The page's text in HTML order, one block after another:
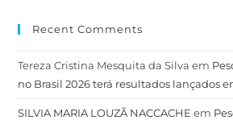
Recent Comments
Tereza Cristina Mesquita da Silva em
no Brasil 2026 terá resultados lançados
SILVIA MARIA LOUZÃ NACCACHE em